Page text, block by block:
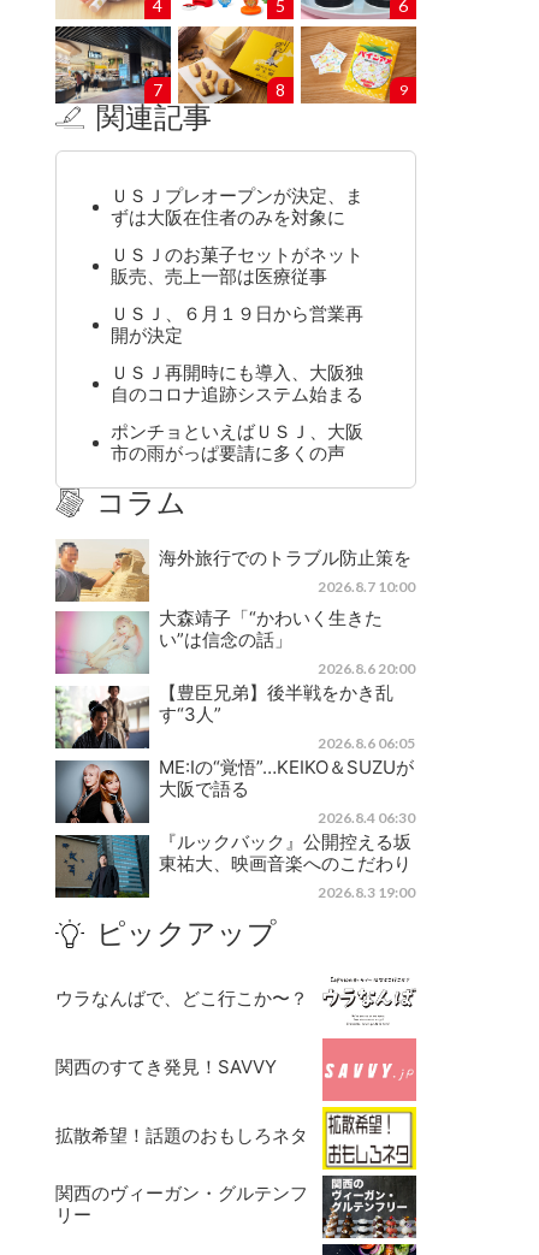
4 5 6
7 8 9
関連記事
ＵＳＪプレオープンが決定、ま
ずは大阪在住者のみを対象に
ＵＳＪのお菓子セットがネット
販売、売上一部は医療従事
ＵＳＪ、６月１９日から営業再
開が決定
ＵＳＪ再開時にも導入、大阪独
自のコロナ追跡システム始まる
ポンチョといえばＵＳＪ、大阪
市の雨がっぱ要請に多くの声
コラム
海外旅行でのトラブル防止策を
2026.8.7 10:00
大森靖子「“かわいく生きた
い”は信念の話」
2026.8.6 20:00
【豊臣兄弟】後半戦をかき乱
す“3人”
2026.8.6 06:05
ME:Iの“覚悟”…KEIKO＆SUZUが
大阪で語る
2026.8.4 06:30
『ルックバック』公開控える坂
東祐大、映画音楽へのこだわり
2026.8.3 19:00
ピックアップ
ウラなんばで、どこ行こか〜？
関西のすてき発見！SAVVY
拡散希望！話題のおもしろネタ
関西のヴィーガン・グルテンフ
リー